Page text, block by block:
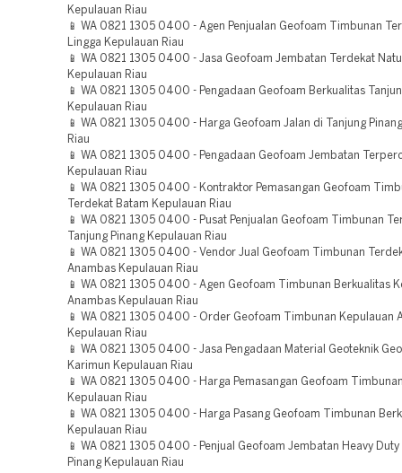
Kepulauan Riau
📱 WA 0821 1305 0400 - Agen Penjualan Geofoam Timbunan
Lingga Kepulauan Riau
📱 WA 0821 1305 0400 - Jasa Geofoam Jembatan Terdekat
Kepulauan Riau
📱 WA 0821 1305 0400 - Pengadaan Geofoam Berkualitas
Kepulauan Riau
📱 WA 0821 1305 0400 - Harga Geofoam Jalan di Tanjung
Riau
📱 WA 0821 1305 0400 - Pengadaan Geofoam Jembatan
Kepulauan Riau
📱 WA 0821 1305 0400 - Kontraktor Pemasangan Geofoam
Terdekat Batam Kepulauan Riau
📱 WA 0821 1305 0400 - Pusat Penjualan Geofoam Timbunan
Tanjung Pinang Kepulauan Riau
📱 WA 0821 1305 0400 - Vendor Jual Geofoam Timbunan
Anambas Kepulauan Riau
📱 WA 0821 1305 0400 - Agen Geofoam Timbunan Berkualitas
Anambas Kepulauan Riau
📱 WA 0821 1305 0400 - Order Geofoam Timbunan Kepulauan
Kepulauan Riau
📱 WA 0821 1305 0400 - Jasa Pengadaan Material Geoteknik
Karimun Kepulauan Riau
📱 WA 0821 1305 0400 - Harga Pemasangan Geofoam
Kepulauan Riau
📱 WA 0821 1305 0400 - Harga Pasang Geofoam Timbunan
Kepulauan Riau
📱 WA 0821 1305 0400 - Penjual Geofoam Jembatan Heavy Duty
Pinang Kepulauan Riau